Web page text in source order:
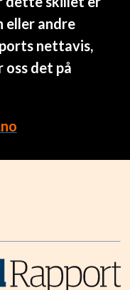
eller andre
nettavis,
det på